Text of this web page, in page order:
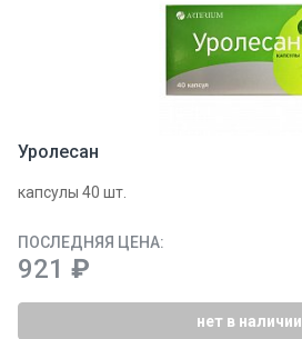
Уролесан
капсулы 40 шт.
ПОСЛЕДНЯЯ ЦЕНА:
921 ₽
нет в наличии